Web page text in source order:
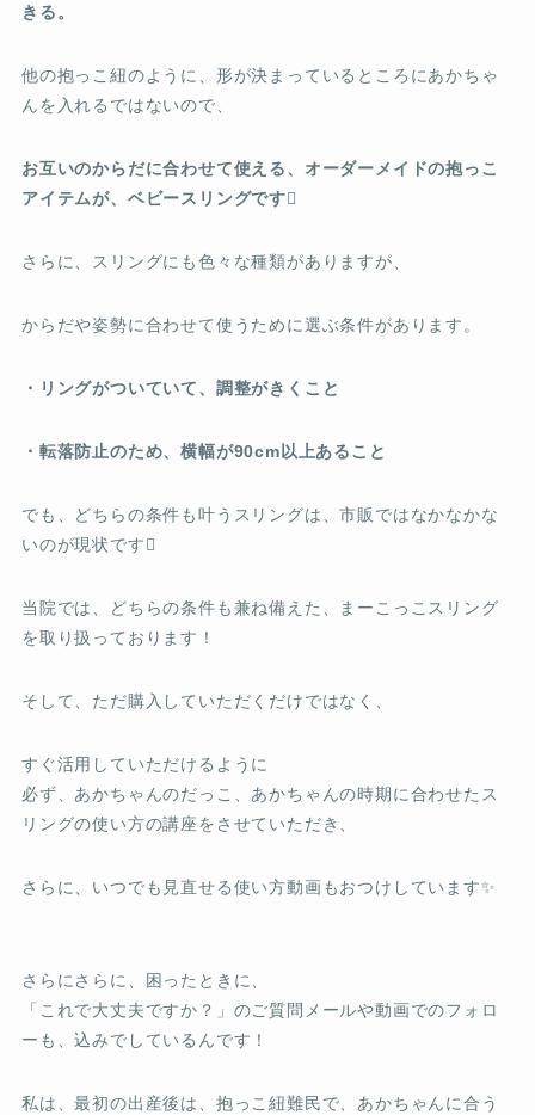
きる。
他の抱っこ紐のように、形が決まっているところにあかちゃ
んを入れるではないので、
お互いのからだに合わせて使える、オーダーメイドの抱っこ
アイテムが、ベビースリングです
さらに、スリングにも色々な種類がありますが、
からだや姿勢に合わせて使うために選ぶ条件があります。
・リングがついていて、調整がきくこと
・転落防止のため、横幅が90cm以上あること
でも、どちらの条件も叶うスリングは、市販ではなかなかな
いのが現状です
当院では、どちらの条件も兼ね備えた、まーこっこスリング
を取り扱っております！
そして、ただ購入していただくだけではなく、
すぐ活用していただけるように
必ず、あかちゃんのだっこ、あかちゃんの時期に合わせたス
リングの使い方の講座をさせていただき、
さらに、いつでも見直せる使い方動画もおつけしています✨
さらにさらに、困ったときに、
「これで大丈夫ですか？」のご質問メールや動画でのフォロ
ーも、込みでしているんです！
私は、最初の出産後は、抱っこ紐難民で、あかちゃんに合う